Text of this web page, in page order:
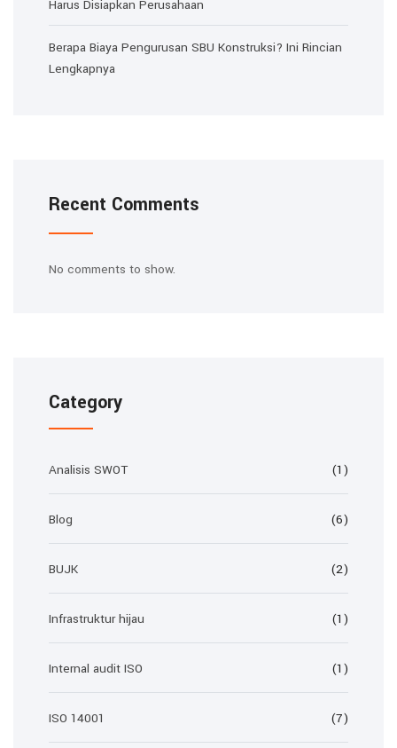
Harus Disiapkan Perusahaan
Berapa Biaya Pengurusan SBU Konstruksi? Ini Rincian
Lengkapnya
Recent Comments
No comments to show.
Category
Analisis SWOT (1)
Blog (6)
BUJK (2)
Infrastruktur hijau (1)
Internal audit ISO (1)
ISO 14001 (7)